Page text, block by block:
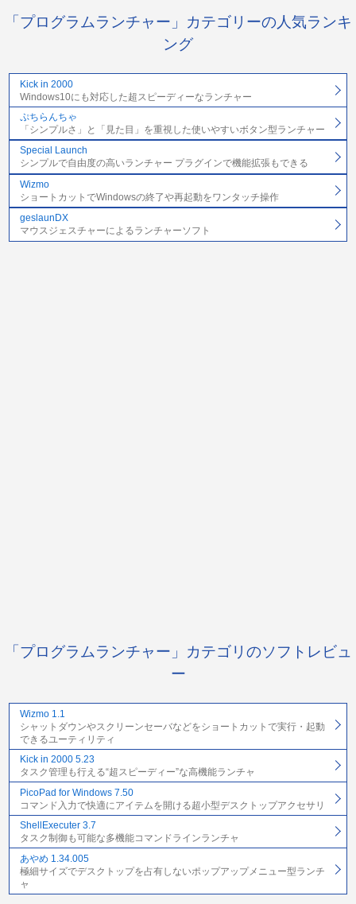
「プログラムランチャー」カテゴリーの人気ランキ
ング
Kick in 2000
Windows10にも対応した超スピーディーなランチャー
ぷちらんちゃ
「シンプルさ」と「見た目」を重視した使いやすいボタン型ランチャー
Special Launch
シンプルで自由度の高いランチャー プラグインで機能拡張もできる
Wizmo
ショートカットでWindowsの終了や再起動をワンタッチ操作
geslaunDX
マウスジェスチャーによるランチャーソフト
「プログラムランチャー」カテゴリのソフトレビュ
ー
Wizmo 1.1
シャットダウンやスクリーンセーバなどをショートカットで実行・起動
できるユーティリティ
Kick in 2000 5.23
タスク管理も行える“超スピーディー”な高機能ランチャ
PicoPad for Windows 7.50
コマンド入力で快適にアイテムを開ける超小型デスクトップアクセサリ
ShellExecuter 3.7
タスク制御も可能な多機能コマンドラインランチャ
あやめ 1.34.005
極細サイズでデスクトップを占有しないポップアップメニュー型ランチ
ャ